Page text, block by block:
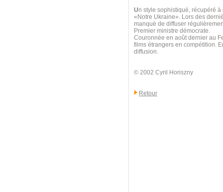
Un style sophistiqué, récupéré
«Notre Ukraine». Lors des
manqué de diffuser
Premier ministre démocrate.
Couronnée en août dernier au
films étrangers en compétition.
diffusion.
© 2002 Cyril Horiszny
Retour